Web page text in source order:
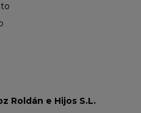
Roldán e Hijos S.L.